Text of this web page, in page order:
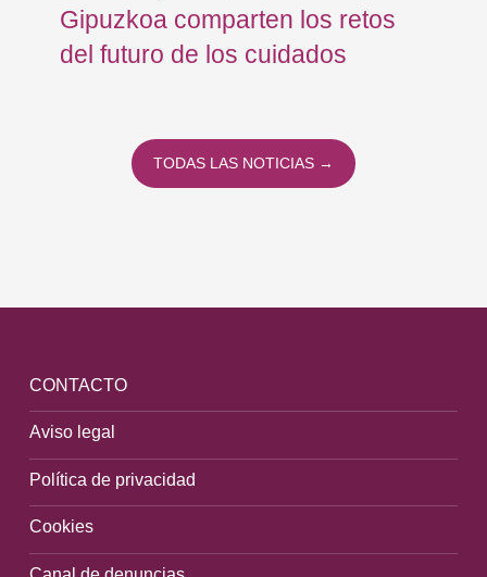
Gipuzkoa comparten los retos
del futuro de los cuidados
TODAS LAS NOTICIAS →
CONTACTO
Aviso legal
Política de privacidad
Cookies